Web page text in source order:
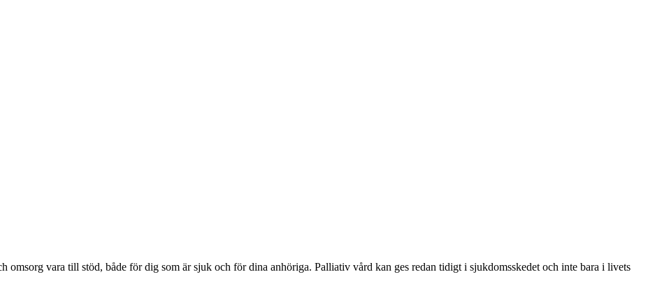
omsorg vara till stöd, både för dig som är sjuk och för dina anhöriga. Palliativ vård kan ges redan tidigt i sjukdomsskedet och inte bara i livets